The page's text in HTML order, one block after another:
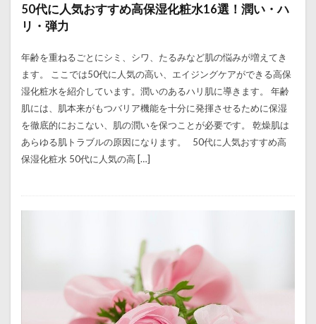
50代に人気おすすめ高保湿化粧水16選！潤い・ハ
リ・弾力
年齢を重ねるごとにシミ、シワ、たるみなど肌の悩みが増えてき
ます。 ここでは50代に人気の高い、エイジングケアができる高保
湿化粧水を紹介しています。潤いのあるハリ肌に導きます。 年齢
肌には、肌本来がもつバリア機能を十分に発揮させるために保湿
を徹底的におこない、肌の潤いを保つことが必要です。 乾燥肌は
あらゆる肌トラブルの原因になります。 50代に人気おすすめ高
保湿化粧水 50代に人気の高 […]